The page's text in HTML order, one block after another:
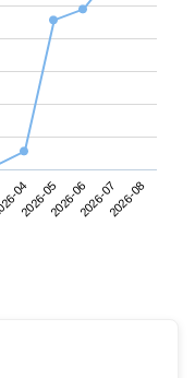
04
2026-052026-062026-072026-08